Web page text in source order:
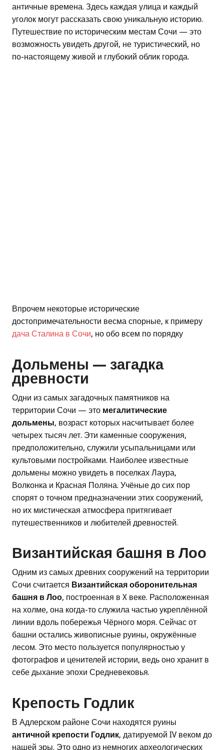
античные времена. Здесь каждая улица и каждый
уголок могут рассказать свою уникальную историю.
Путешествие по историческим местам Сочи — это
возможность увидеть другой, не туристический, но
по-настоящему живой и глубокий облик города.
Впрочем некоторые исторические
достопримечательности весма спорные, к примеру
дача Сталина в Сочи, но обо всем по порядку
Дольмены — загадка
древности
Одни из самых загадочных памятников на
территории Сочи — это мегалитические
дольмены, возраст которых насчитывает более
четырех тысяч лет. Эти каменные сооружения,
предположительно, служили усыпальницами или
культовыми постройками. Наиболее известные
дольмены можно увидеть в поселках Лаура,
Волконка и Красная Поляна. Учёные до сих пор
спорят о точном предназначении этих сооружений,
но их мистическая атмосфера притягивает
путешественников и любителей древностей.
Византийская башня в Лоо
Одним из самых древних сооружений на территории
Сочи считается Византийская оборонительная
башня в Лоо, построенная в X веке. Расположенная
на холме, она когда-то служила частью укреплённой
линии вдоль побережья Чёрного моря. Сейчас от
башни остались живописные руины, окружённые
лесом. Это место пользуется популярностью у
фотографов и ценителей истории, ведь оно хранит в
себе дыхание эпохи Средневековья.
Крепость Годлик
В Адлерском районе Сочи находятся руины
античной крепости Годлик, датируемой IV веком до
нашей эры. Это одно из немногих археологических